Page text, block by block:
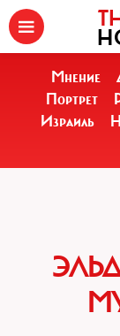
Мнение
Портрет
Израиль